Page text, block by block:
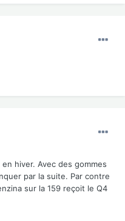
hiver. Avec des gommes
par la suite. Par contre
sur la 159 reçoit le Q4